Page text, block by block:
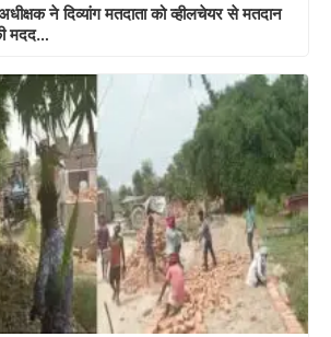
ने दिव्यांग मतदाता को व्हीलचेयर से मतदान
मदद…